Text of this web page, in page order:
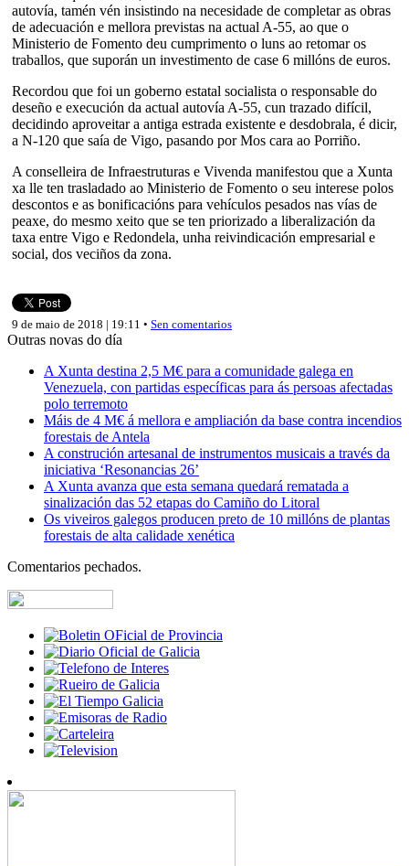
autovía, tamén vén insistindo na necesidade de completar as obras
de adecuación e mellora previstas na actual A-55, ao que o
Ministerio de Fomento deu cumprimento o luns ao retomar os
traballos, que suporán un investimento de case 6 millóns de euros.
Recordou que foi un goberno estatal socialista o responsable do
deseño e execución da actual autovía A-55, cun trazado difícil,
decidindo aproveitar a antiga estrada existente e desdobrala, é dicir,
a N-120 que saía de Vigo, pasando por Mos cara ao Porriño.
A conselleira de Infraestruturas e Vivenda manifestou que a Xunta
xa lle ten trasladado ao Ministerio de Fomento o seu interese polos
descontos e as bonificacións para vehículos pesados nas vías de
peaxe, do mesmo xeito que se ten priorizado a liberalización da
taxa entre Vigo e Redondela, unha reivindicación empresarial e
social, dos veciños da zona.
9 de maio de 2018 | 19:11 • Sen comentarios
Outras novas do día
A Xunta destina 2,5 M€ para a comunidade galega en
Venezuela, con partidas específicas para ás persoas afectadas
polo terremoto
Máis de 4 M€ á mellora e ampliación da base contra incendios
forestais de Antela
A construción artesanal de instrumentos musicais a través da
iniciativa ‘Resonancias 26’
A Xunta avanza que esta semana quedará rematada a
sinalización das 52 etapas do Camiño do Litoral
Os viveiros galegos producen preto de 10 millóns de plantas
forestais de alta calidade xenética
Comentarios pechados.